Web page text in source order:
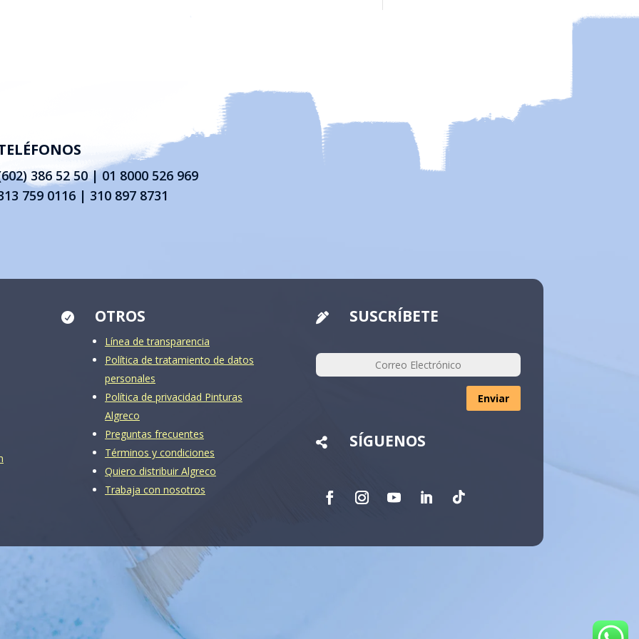
386 52 50|01 8000 526 969
759 0116 | 310 897 8731
 OTROS
Línea de transparencia
Política de tratamiento de datos
personales
Política de privacidad Pinturas
Algreco
Preguntas frecuentes
Términos y condiciones
Quiero distribuir Algreco
Trabaja con nosotros
 SUSCRÍBETE
Enviar
 SÍGUENOS